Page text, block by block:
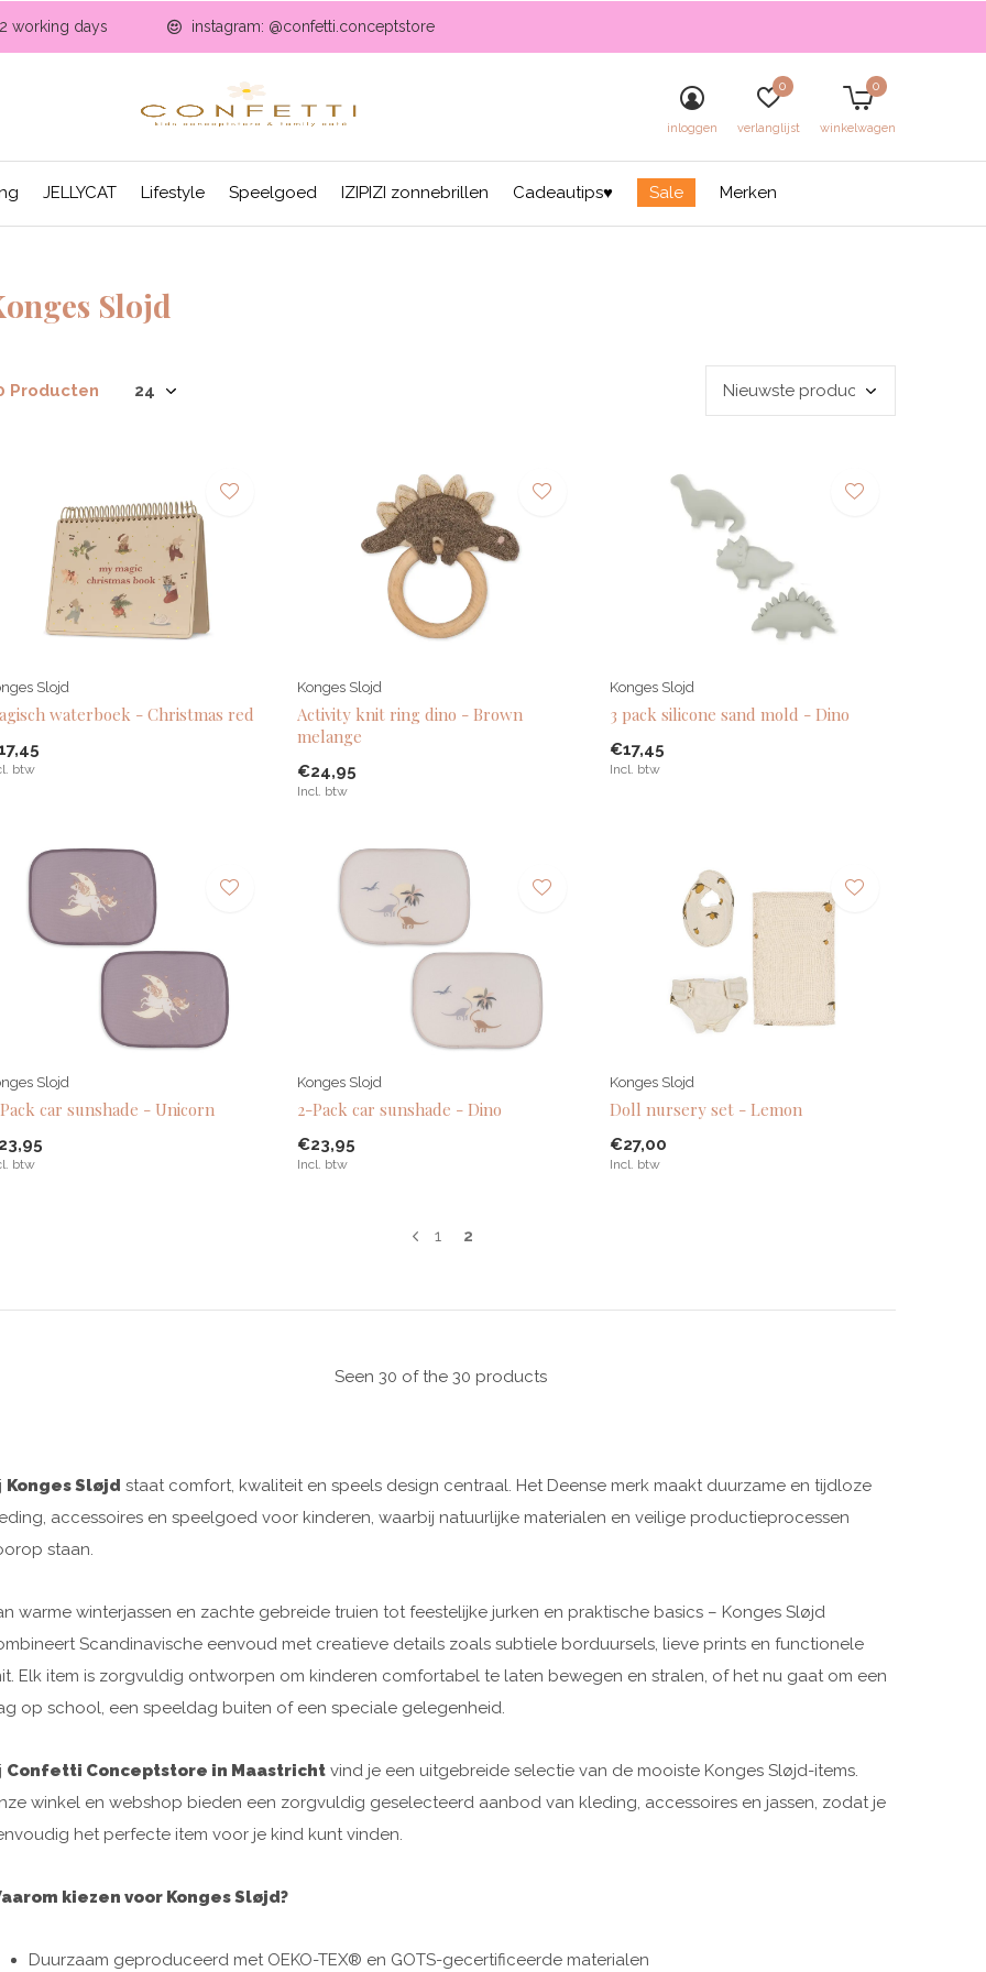
JELLYCAT Lifestyle Speelgoed IZIPIZI zonnebrillen Cadeautips♥ Sale Merken
inloggen verlanglijst
0
winkelwagen
0
working days instagram: @confetti.conceptstore
Slojd
Producten
Slojd
waterboek - Christmas red
btw
Konges Slojd
Activity knit ring dino - Brown
melange
€24,95
Incl. btw
Konges Slojd
3 pack silicone sand mold - Dino
€17,45
Incl. btw
Slojd
car sunshade - Unicorn
btw
Konges Slojd
2-Pack car sunshade - Dino
€23,95
Incl. btw
Konges Slojd
Doll nursery set - Lemon
€27,00
Incl. btw
1 2
Seen 30 of the 30 products
Konges Sløjd staat comfort, kwaliteit en speels design centraal. Het Deense merk maakt duurzame en tijdloze
accessoires en speelgoed voor kinderen, waarbij natuurlijke materialen en veilige productieprocessen
staan.
warme winterjassen en zachte gebreide truien tot feestelijke jurken en praktische basics – Konges Sløjd
Scandinavische eenvoud met creatieve details zoals subtiele borduursels, lieve prints en functionele
Elk item is zorgvuldig ontworpen om kinderen comfortabel te laten bewegen en stralen, of het nu gaat om een
op school, een speeldag buiten of een speciale gelegenheid.
Confetti Conceptstore in Maastricht vind je een uitgebreide selectie van de mooiste Konges Sløjd-items.
winkel en webshop bieden een zorgvuldig geselecteerd aanbod van kleding, accessoires en jassen, zodat je
het perfecte item voor je kind kunt vinden.
kiezen voor Konges Sløjd?
Duurzaam geproduceerd met OEKO-TEX® en GOTS-gecertificeerde materialen